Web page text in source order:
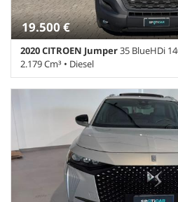
19.500 €
2020 CITROEN Jumper35 BlueHDi
2.179 Cm³ • Diesel
78.200 Km • Cambio Manuale (6) •
Porte • ABS • Airbag • Airbag laterali •
Alzacristalli elettrici • Autoradio •
centralizzata • Climatizzatore • Cruise
antiparticolato • Immobilizzatore
Control • Presa 220V • Retrovisore
elettronicamente • Retrovisore
elettronicamente • Sensore di pioggia
laterali elettrici • USB • Volante